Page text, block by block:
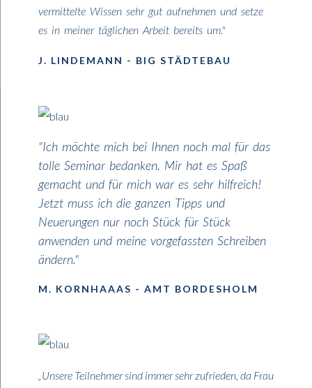
vermittelte Wissen sehr gut aufnehmen und setze
es in meiner täglichen Arbeit bereits um."
J. LINDEMANN - BIG STÄDTEBAU
"Ich möchte mich bei Ihnen noch mal für das
tolle Seminar bedanken. Mir hat es Spaß
gemacht und für mich war es sehr hilfreich!
Jetzt muss ich die ganzen Tipps und
Neuerungen nur noch Stück für Stück
anwenden und meine vorgefassten Schreiben
ändern."
M. KORNHAAAS - AMT BORDESHOLM
„Unsere Teilnehmer sind immer sehr zufrieden, da Frau